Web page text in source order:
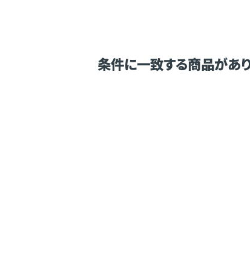
条件に一致する商品があ